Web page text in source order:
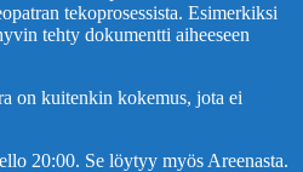
tekoprosessista. Esimerkiksi
tehty dokumentti aiheeseen
on kuitenkin kokemus, jota ei
20:00. Se löytyy myös Areenasta.